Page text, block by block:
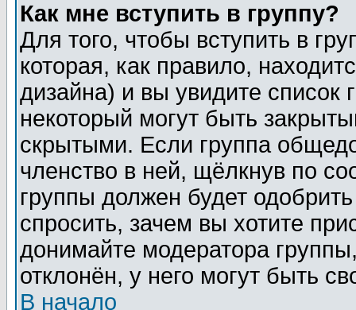
Как мне вступить в группу?
Для того, чтобы вступить в
которая, как правило,
дизайна) и вы увидите список
некоторый могут быть
скрытыми. Если группа
членство в ней, щёлкнув по
группы должен будет
спросить, зачем вы хотите
донимайте модератора
отклонён, у него могут быть
В начало